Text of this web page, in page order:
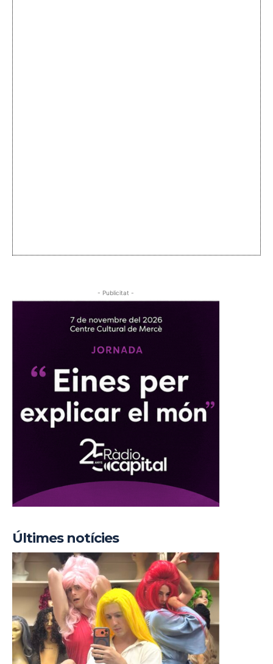
- Publicitat -
Últimes notícies